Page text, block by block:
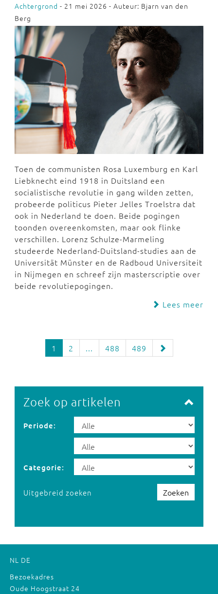
Achtergrond - 21 mei 2026 - Auteur: Bjarn van den
Berg
Toen de communisten Rosa Luxemburg en Karl
Liebknecht eind 1918 in Duitsland een
socialistische revolutie in gang wilden zetten,
probeerde politicus Pieter Jelles Troelstra dat
ook in Nederland te doen. Beide pogingen
toonden overeenkomsten, maar ook flinke
verschillen. Lorenz Schulze-Marmeling
studeerde Nederland-Duitsland-studies aan de
Universität Münster en de Radboud Universiteit
in Nijmegen en schreef zijn masterscriptie over
beide revolutiepogingen.
Lees meer
1 2 ... 488 489
Zoek op artikelen
Periode:
Categorie:
Zoeken
Uitgebreid zoeken
NL DE
Bezoekadres
Oude Hoogstraat 24